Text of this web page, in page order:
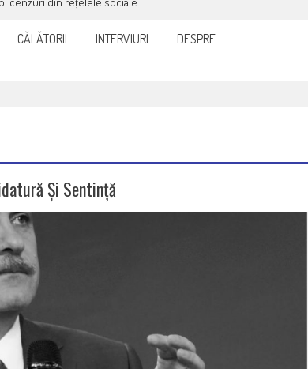
CĂLĂTORII INTERVIURI DESPRE
Și Sentință